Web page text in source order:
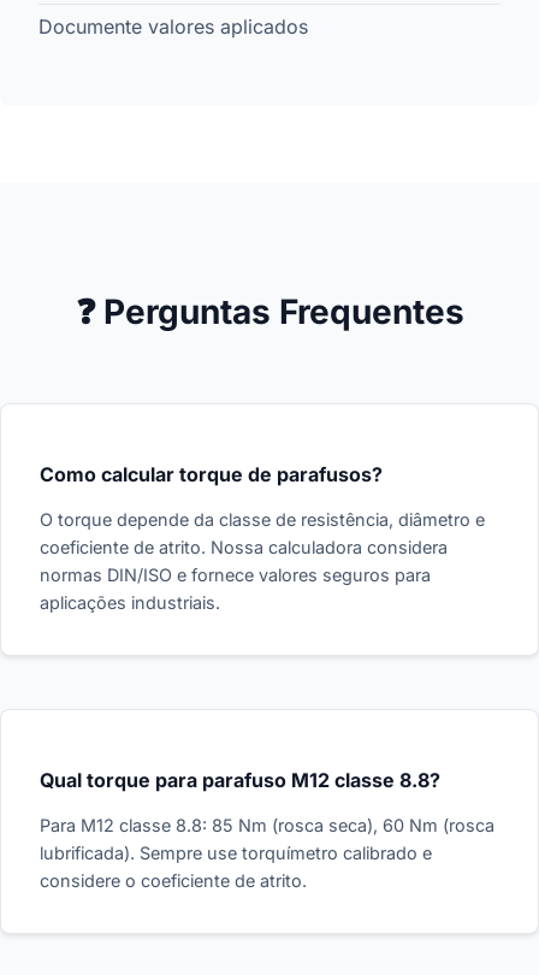
Documente valores aplicados
❓ Perguntas Frequentes
Como calcular torque de parafusos?
O torque depende da classe de resistência, diâmetro e
coeficiente de atrito. Nossa calculadora considera
normas DIN/ISO e fornece valores seguros para
aplicações industriais.
Qual torque para parafuso M12 classe 8.8?
Para M12 classe 8.8: 85 Nm (rosca seca), 60 Nm (rosca
lubrificada). Sempre use torquímetro calibrado e
considere o coeficiente de atrito.